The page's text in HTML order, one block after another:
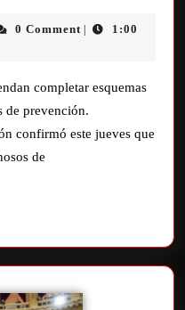
0 Comment |
1:00
completar esquemas
de prevención.
confirmó este jueves que
de